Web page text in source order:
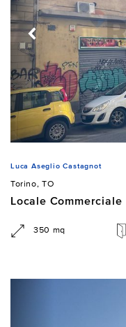
Luca Aseglio Castagnot
Torino, TO
Locale Commerciale
350 mq